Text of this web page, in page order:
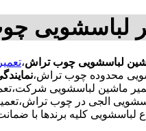
لباسشویی
لباسشویی چوب تراش،
محدوده چوب تراش،
ماشین لباسشویی
الجی در چوب
لباسشویی کلیه برندها با